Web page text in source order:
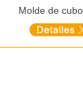
Molde de cubo de...